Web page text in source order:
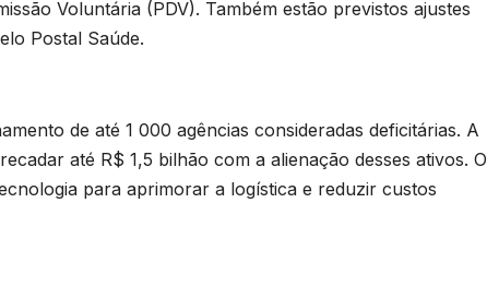
Voluntária (PDV). Também estão previstos ajustes
Postal Saúde.
de até 1 000 agências consideradas deficitárias. A
até R$ 1,5 bilhão com a alienação desses ativos. O
para aprimorar a logística e reduzir custos